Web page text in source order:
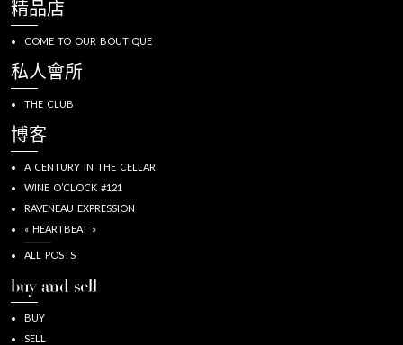
精品店
COME TO OUR BOUTIQUE
私人會所
THE CLUB
博客
A CENTURY IN THE CELLAR
WINE O’CLOCK #121
RAVENEAU EXPRESSION
« HEARTBEAT »
ALL POSTS
buy and sell
BUY
SELL